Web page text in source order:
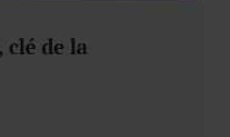
clé de la